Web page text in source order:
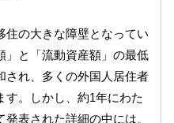
住の大きな障壁となってい
」と「流動資産額」の最低
され、多くの外国人居住者
す。しかし、約1年にわた
表された詳細の中には、